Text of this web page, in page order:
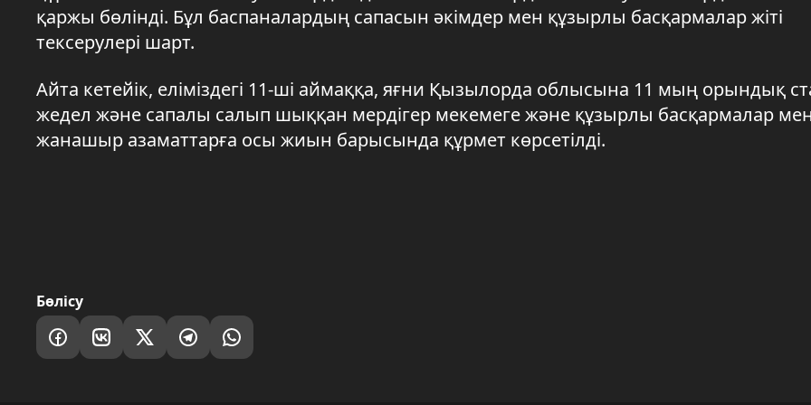
қаржы бөлінді. Бұл баспаналардың сапасын әкімдер мен құзырлы басқармалар жіті
тексерулері шарт.
Айта кетейік, еліміздегі 11-ші аймаққа, яғни Қызылорда облысына 11 мың орындық
жедел және сапалы салып шыққан мердігер мекемеге және құзырлы басқармалар мен
жанашыр азаматтарға осы жиын барысында құрмет көрсетілді.
Бөлісу